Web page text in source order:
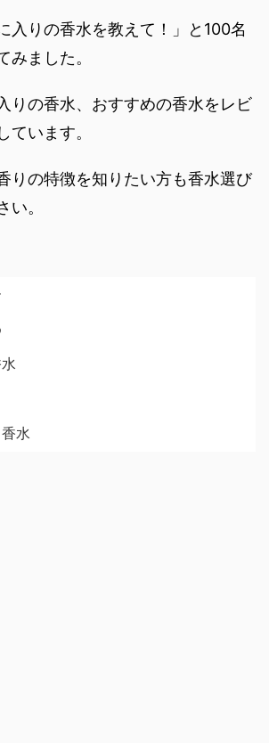
入りの香水を教えて！」と100名
みました。
りの香水、おすすめの香水をレビ
ています。
りの特徴を知りたい方も香水選び
い。
水